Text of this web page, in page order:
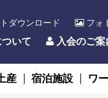
ダウンロード フォ
いて 入会のご案
産 宿泊施設 ワ